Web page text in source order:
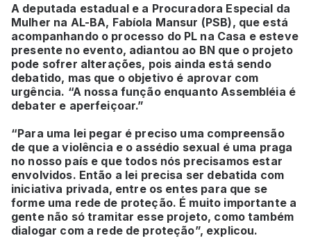
A deputada estadual e a Procuradora Especial da
Mulher na AL-BA, Fabíola Mansur (PSB), que está
acompanhando o processo do PL na Casa e esteve
presente no evento, adiantou ao BN que o projeto
pode sofrer alterações, pois ainda está sendo
debatido, mas que o objetivo é aprovar com
urgência. “A nossa função enquanto Assembléia é
debater e aperfeiçoar.”
“Para uma lei pegar é preciso uma compreensão
de que a violência e o assédio sexual é uma praga
no nosso país e que todos nós precisamos estar
envolvidos. Então a lei precisa ser debatida com
iniciativa privada, entre os entes para que se
forme uma rede de proteção. É muito importante a
gente não só tramitar esse projeto, como também
dialogar com a rede de proteção”, explicou.